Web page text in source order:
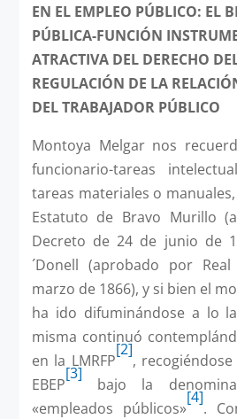
EN EL EMPLEO PÚBLICO: EL
PÚBLICA-FUNCIÓN
ATRACTIVA DEL DERECHO
REGULACIÓN DE LA
DEL TRABAJADOR PÚBLICO
Montoya Melgar nos
funcionario-tareas
tareas materiales o
Estatuto de Bravo Murillo
Decreto de 24 de junio de
´Donell (aprobado por
marzo de 1866), y si bien el
ha ido difuminándose a lo
misma continuó
en la LMRFP
[2]
,
EBEP
[3]
bajo la
«empleados públicos»
[4]
.